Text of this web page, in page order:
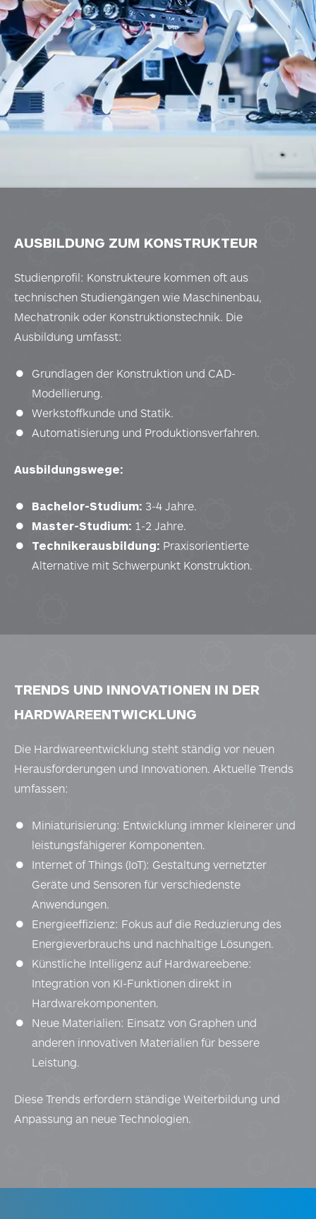
AUSBILDUNG ZUM KONSTRUKTEUR
Studienprofil: Konstrukteure kommen oft aus
technischen Studiengängen wie Maschinenbau,
Mechatronik oder Konstruktionstechnik. Die
Ausbildung umfasst:
Grundlagen der Konstruktion und CAD-
Modellierung.
Werkstoffkunde und Statik.
Automatisierung und Produktionsverfahren.
Ausbildungswege:
Bachelor-Studium: 3-4 Jahre.
Master-Studium: 1-2 Jahre.
Technikerausbildung: Praxisorientierte
Alternative mit Schwerpunkt Konstruktion.
TRENDS UND INNOVATIONEN IN DER
HARDWAREENTWICKLUNG
Die Hardwareentwicklung steht ständig vor neuen
Herausforderungen und Innovationen. Aktuelle Trends
umfassen:
Miniaturisierung: Entwicklung immer kleinerer und
leistungsfähigerer Komponenten.
Internet of Things (IoT): Gestaltung vernetzter
Geräte und Sensoren für verschiedenste
Anwendungen.
Energieeffizienz: Fokus auf die Reduzierung des
Energieverbrauchs und nachhaltige Lösungen.
Künstliche Intelligenz auf Hardwareebene:
Integration von KI-Funktionen direkt in
Hardwarekomponenten.
Neue Materialien: Einsatz von Graphen und
anderen innovativen Materialien für bessere
Leistung.
Diese Trends erfordern ständige Weiterbildung und
Anpassung an neue Technologien.